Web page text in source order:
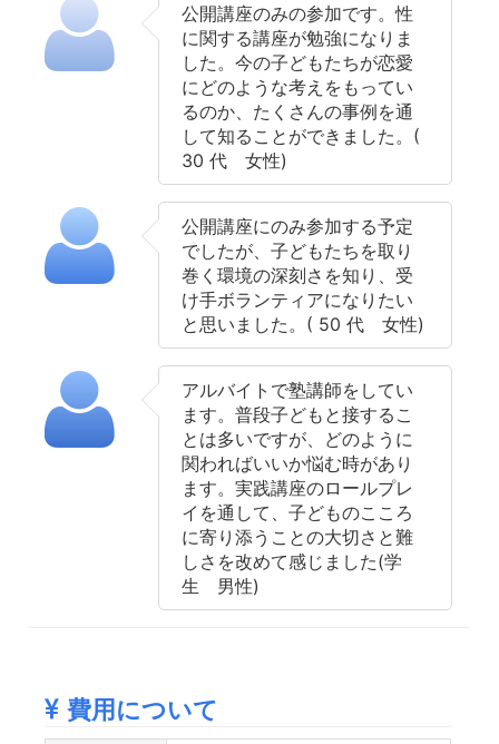
公開講座のみの参加です。性
に関する講座が勉強になりま
した。今の子どもたちが恋愛
にどのような考えをもってい
るのか、たくさんの事例を通
して知ることができました。(
30 代 女性)
公開講座にのみ参加する予定
でしたが、子どもたちを取り
巻く環境の深刻さを知り、受
け手ボランティアになりたい
と思いました。( 50 代 女性)
アルバイトで塾講師をしてい
ます。普段子どもと接するこ
とは多いですが、どのように
関わればいいか悩む時があり
ます。実践講座のロールプレ
イを通して、子どものこころ
に寄り添うことの大切さと難
しさを改めて感じました(学
生 男性)
費用について